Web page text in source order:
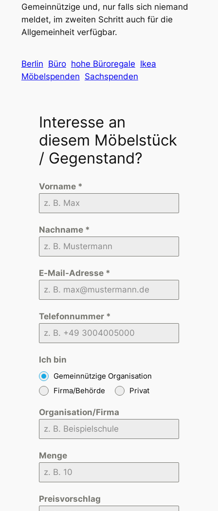
Gemeinnützige und, nur falls sich niemand
meldet, im zweiten Schritt auch für die
Allgemeinheit verfügbar.
Berlin Büro hohe Büroregale Ikea
Möbelspenden Sachspenden
Interesse an
diesem Möbelstück
/ Gegenstand?
Vorname *
Nachname *
E-Mail-Adresse *
Telefonnummer *
Ich bin
Gemeinnützige Organisation
Firma/Behörde
Privat
Organisation/Firma
Menge
Preisvorschlag